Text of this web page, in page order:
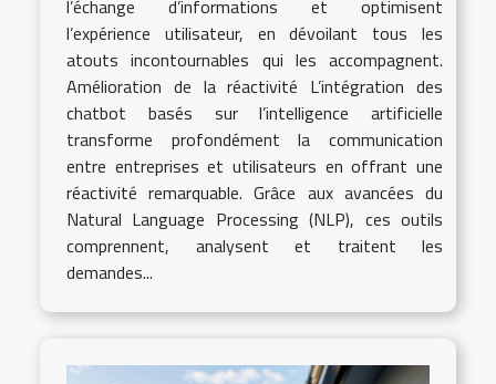
l’échange d’informations et optimisent
l’expérience utilisateur, en dévoilant tous les
atouts incontournables qui les accompagnent.
Amélioration de la réactivité L’intégration des
chatbot basés sur l’intelligence artificielle
transforme profondément la communication
entre entreprises et utilisateurs en offrant une
réactivité remarquable. Grâce aux avancées du
Natural Language Processing (NLP), ces outils
comprennent, analysent et traitent les
demandes...